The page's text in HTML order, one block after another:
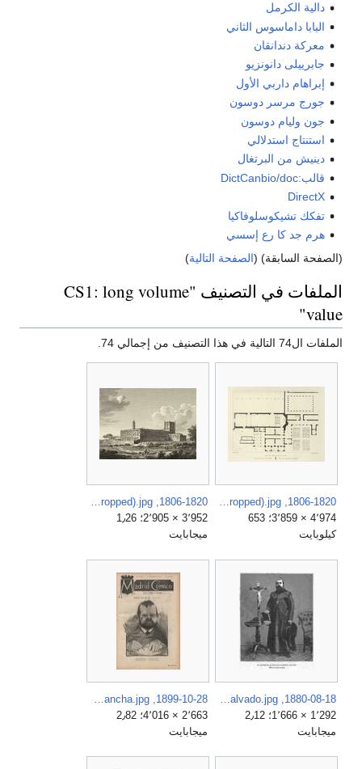
دالية الكرمل
البابا داماسوس الثاني
معركة دندانقان
جابرييلى دانونزيو
إبراهام داربي الأول
جورج مرسر دوسون
جون وليام دوسون
استنتاج استدلالي
دينيش من البرتغال
قالب:DictCanbio/doc
DirectX
تفكك تشيكوسلوفاكيا
هرم جد كا رع إسسي
(الصفحة السابقة) (الصفحة التالية)
الملفات في التصنيف "CS1: long volume
value"
الملفات ال74 التالية في هذا التصنيف من إجمالي 74.
1806-1820, Voyage pittoresque et historique de l'Espagne, tomo I, Plano del monasterio de Juste (cropped).jpg
4٬974 × 3٬859؛ 653
كيلوبايت
1806-1820, Voyage pittoresque et historique de l'Espagne, tomo II, Vista exterior del convento de Santa Engracia (cropped).jpg
3٬952 × 2٬905؛ 1٫26
ميجابايت
1٬292 × 1٬666؛ 2٫12
ميجابايت
2٬663 × 4٬016؛ 2٫82
ميجابايت